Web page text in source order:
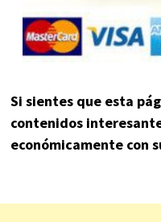
Si sientes que esta
contenidos
económicamente con